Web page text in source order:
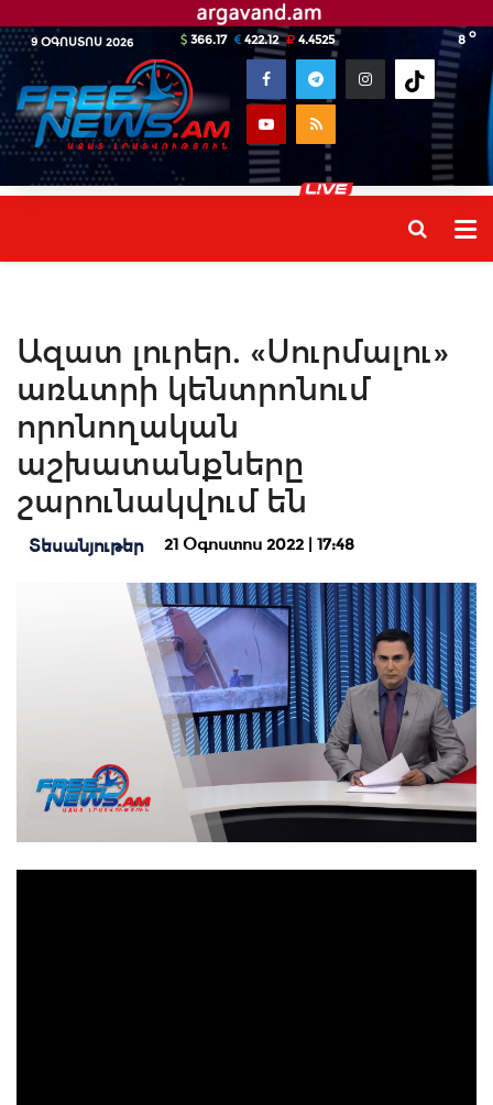
9 ՕԳՈՍՏՈՍ 2026 8 o
366.17 422.12 4.4525
Ազատ լուրեր. «Սուրմալու»
առևտրի կենտրոնում
որոնողական
աշխատանքները
շարունակվում են
Տեսանյութեր 21 Օգոստոս 2022 | 17:48